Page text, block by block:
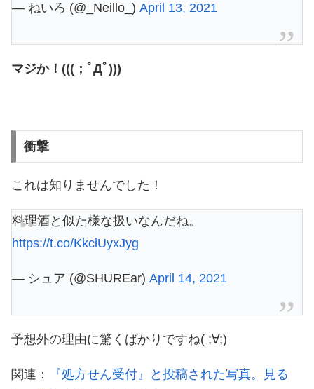
— ねいろ (@_Neillo_) April 13, 2021
マジか！(((；ﾟДﾟ)))
衝撃
これは知りませんでした！
料理酒と似た様な扱いなんだね。
https://t.co/KkclUyxJyg
— シュア (@SHUREar) April 14, 2021
予想外の理由に驚くばかりですね( ;∀;)
関連：
『処方せん受付』と投稿された写真。見る